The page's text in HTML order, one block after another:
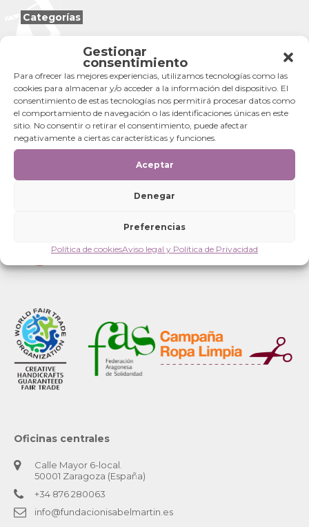
Gestionar
consentimiento
Para ofrecer las mejores experiencias, utilizamos tecnologías como las
cookies para almacenar y/o acceder a la información del dispositivo. El
consentimiento de estas tecnologías nos permitirá procesar datos como
el comportamiento de navegación o las identificaciones únicas en este
sitio. No consentir o retirar el consentimiento, puede afectar
negativamente a ciertas características y funciones.
Aceptar
Denegar
Preferencias
Política de cookiesAviso legal y Política de Privacidad
Categorías
Oficinas centrales
Calle Mayor 6-local.
50001 Zaragoza (España)
+34 876 280063
info@fundacionisabelmartin.es